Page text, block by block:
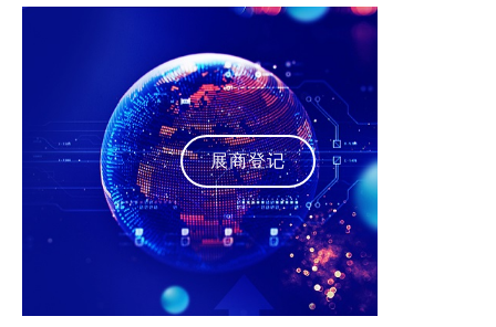
展商登记